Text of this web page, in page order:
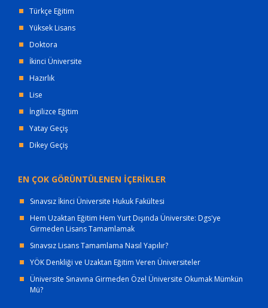
Türkçe Eğitim
Yüksek Lisans
Doktora
İkinci Üniversite
Hazırlık
Lise
İngilizce Eğitim
Yatay Geçiş
Dikey Geçiş
EN ÇOK GÖRÜNTÜLENEN İÇERİKLER
Sınavsız İkinci Üniversite Hukuk Fakültesi
Hem Uzaktan Eğitim Hem Yurt Dışında Üniversite: Dgs'ye
Girmeden Lisans Tamamlamak
Sınavsız Lisans Tamamlama Nasıl Yapılır?
YÖK Denkliği ve Uzaktan Eğitim Veren Üniversiteler
Üniversite Sınavına Girmeden Özel Üniversite Okumak Mümkün
Mü?